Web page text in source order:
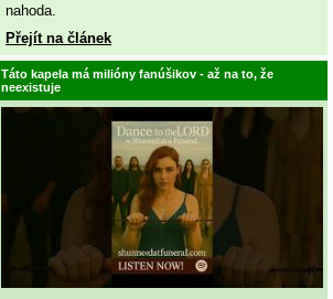
nahoda.
Přejít na článek
Táto kapela má milióny fanúšikov - až na to, že
neexistuje